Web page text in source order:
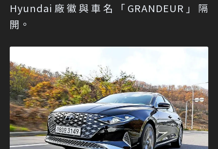
Hyundai廠徽與車名「GRANDEUR」隔
開。